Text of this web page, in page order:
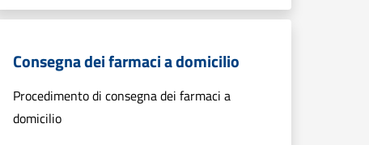
Consegna dei farmaci a domicilio
Procedimento di consegna dei farmaci a
domicilio